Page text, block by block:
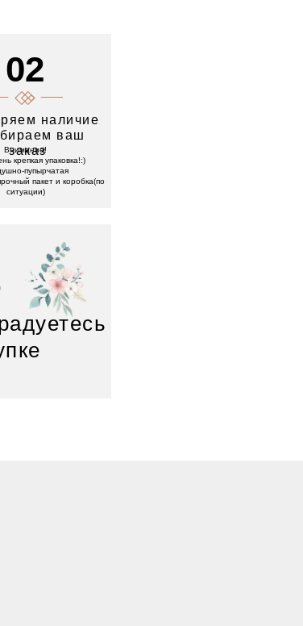
02
наличие
ваш
заказ
Внимание!
крепкая упаковка!:)
пупырчатая
пакет и коробка(по
ситуации)